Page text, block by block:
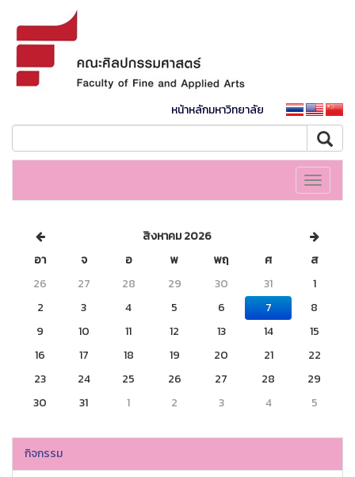
หน้าหลักมหาวิทยาลัย
Toggle
สิงหาคม 2026
อา
จ อ พ พฤ ศ
ส
26
27 28 29 30 31
1
2
3 4 5 6 7
8
9
10 11 12 13 14
15
16
17 18 19 20 21
22
23
24 25 26 27 28
29
30
31 1 2 3 4 5
กิจกรรม